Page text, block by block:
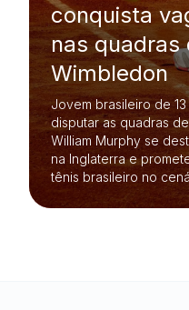
conquista
nas quadras
Wimbledon
Jovem brasileiro de
disputar as quadras
William Murphy se
na Inglaterra e
tênis brasileiro no